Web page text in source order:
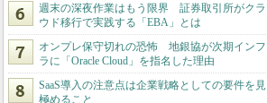
週末の深夜作業はもう限界 証券取引所がクラ
ウド移行で実践する「EBA」とは
オンプレ保守切れの恐怖 地銀協が次期インフ
ラに「Oracle Cloud」を指名した理由
SaaS導入の注意点は企業戦略としての要件を見
極めること